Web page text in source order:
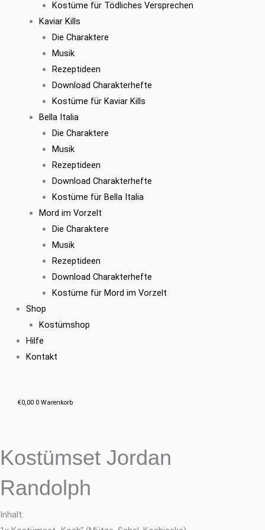
Kostüme für Tödliches Versprechen
Kaviar Kills
Die Charaktere
Musik
Rezeptideen
Download Charakterhefte
Kostüme für Kaviar Kills
Bella Italia
Die Charaktere
Musik
Rezeptideen
Download Charakterhefte
Kostüme für Bella Italia
Mord im Vorzelt
Die Charaktere
Musik
Rezeptideen
Download Charakterhefte
Kostüme für Mord im Vorzelt
Shop
Kostümshop
Hilfe
Kontakt
€0,00 0 Warenkorb
Kostümset Jordan
Randolph
Inhalt: